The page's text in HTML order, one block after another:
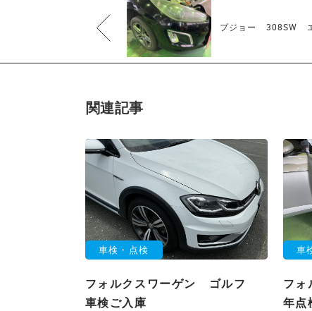
プジョー 308SW
関連記事
車検・点検
フォルクスワーゲン ゴルフ
車検ご入庫
車
フ
年点